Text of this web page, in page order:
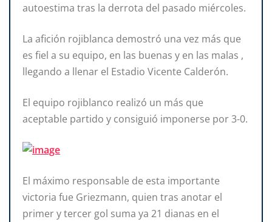
autoestima tras la derrota del pasado miércoles.
La afición rojiblanca demostró una vez más que
es fiel a su equipo, en las buenas y en las malas ,
llegando a llenar el Estadio Vicente Calderón.
El equipo rojiblanco realizó un más que
aceptable partido y consiguió imponerse por 3-0.
El máximo responsable de esta importante
victoria fue Griezmann, quien tras anotar el
primer y tercer gol suma ya 21 dianas en el